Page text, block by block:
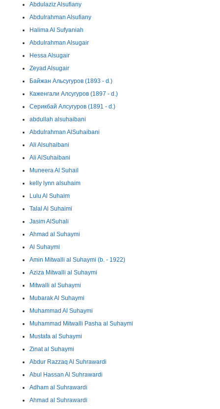
Abdulaziz Alsufiany
Abdulrahman Alsufiany
Halima Al Sufyaniah
Abdulrahman Alsugair
Hessa Alsugair
Zeyad Alsugair
Байжан Альсугуров (1893 - d.)
Каженгали Алсугуров (1897 - d.)
Серикбай Алсугуров (1891 - d.)
abdullah alsuhaibani
Abdulrahman AlSuhaibani
Ali Alsuhaibani
Ali AlSuhaibani
Muneera Al Suhail
kelly lynn alsuhaim
Lulu Al Suhaim
Talal Al Suhaimi
Jasim AlSuhali
Ahmad al Suhaymi
Al Suhaymi
Amin Mitwalli al Suhaymi (b. - 1922)
Aziza Mitwalli al Suhaymi
Mitwalli al Suhaymi
Mubarak Al Suhaymi
Muhammad Al Suhaymi
Muhammad Mitwalli Pasha al Suhaymi
Mustafa al Suhaymi
Zinat al Suhaymi
Abdur Razzaq Al Suhrawardi
Abul Hassan Al Suhrawardi
Adham al Suhrawardi
Ahmad al Suhrawardi